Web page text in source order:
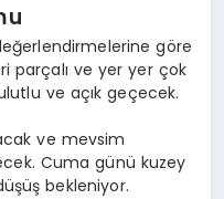
göre
parçalı ve yer yer çok
ve açık geçecek.
ve mevsim
Cuma günü kuzey
bekleniyor.